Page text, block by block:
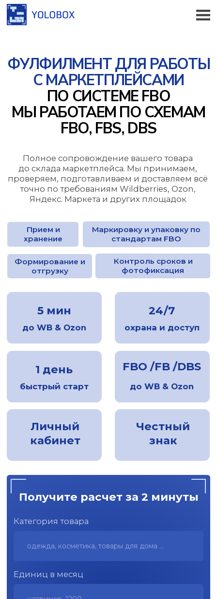
С МАРКЕТПЛЕЙСАМИ
ПО СИСТЕМЕ FBO
МЫ РАБОТАЕМ ПО СХЕМАМ
FBO, FBS, DBS
Полное сопровождение вашего товара
проверяем, подготавливаем и доставляем всё
точно по требованиям Wildberries, Ozon,
хранение
Маркировку и упаковку по
стандартам FBO
Формирование и
отгрузку
Контроль сроков и
фотофиксация
5 мин
до WB & Ozon
24/7
охрана и доступ
кабинет
1 день
быстрый старт
FBO /FB /DBS
до WB & Ozon
Получите расчет за 2 минуты
Категория товара
Единиц в месяц
Получить рассчет